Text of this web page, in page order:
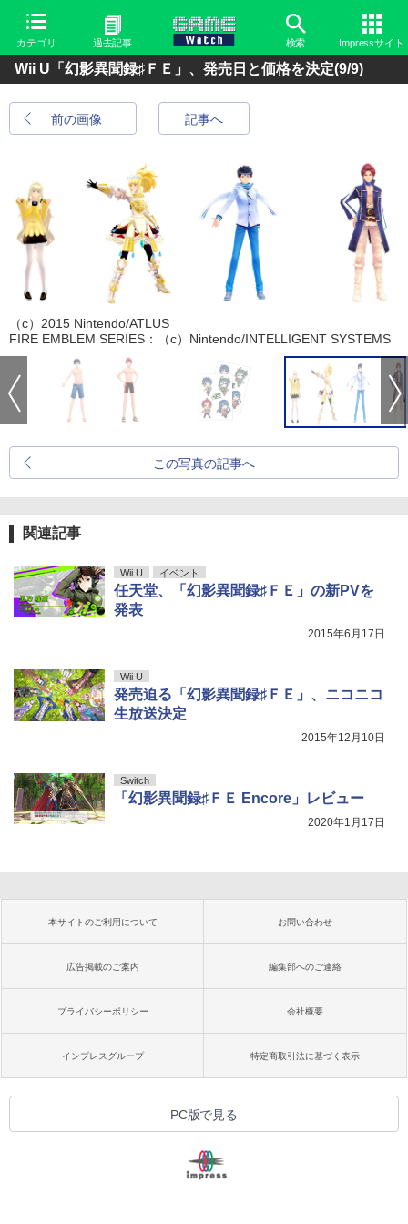
カテゴリ 過去記事 検索 Impressサイト
Wii U「幻影異聞録♯ＦＥ」、発売日と価格を決定(9/9)
前の画像 記事へ
（c）2015 Nintendo/ATLUS
FIRE EMBLEM SERIES：（c）Nintendo/INTELLIGENT SYSTEMS
この写真の記事へ
関連記事
Wii U イベント
任天堂、「幻影異聞録♯ＦＥ」の新PVを
発表
2015年6月17日
Wii U
発売迫る「幻影異聞録♯ＦＥ」、ニコニコ
生放送決定
2015年12月10日
Switch
「幻影異聞録♯ＦＥ Encore」レビュー
2020年1月17日
本サイトのご利用について お問い合わせ
広告掲載のご案内 編集部へのご連絡
プライバシーポリシー 会社概要
インプレスグループ 特定商取引法に基づく表示
PC版で見る